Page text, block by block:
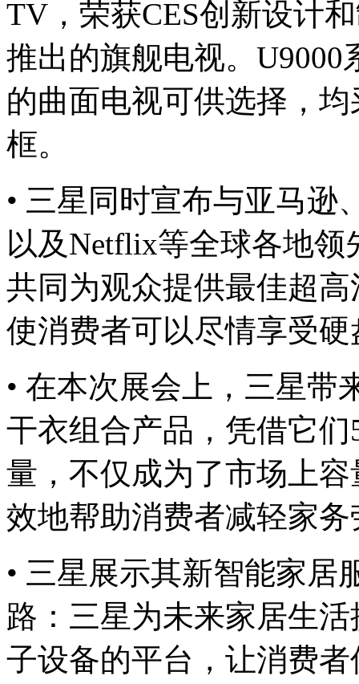
TV，荣获CES创新设计
推出的旗舰电视。U9000
的曲面电视可供选择，
框。
• 三星同时宣布与亚马逊
以及Netflix等全球各地
共同为观众提供最佳超
使消费者可以尽情享受
• 在本次展会上，三星带
干衣组合产品，凭借它
量，不仅成为了市场上
效地帮助消费者减轻家
• 三星展示其新智能家居
路：三星为未来家居生
子设备的平台，让消费